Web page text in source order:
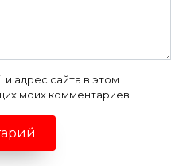
адрес сайта в этом
моих комментариев.